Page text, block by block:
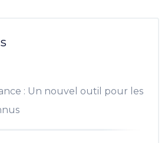
: Un nouvel outil pour les